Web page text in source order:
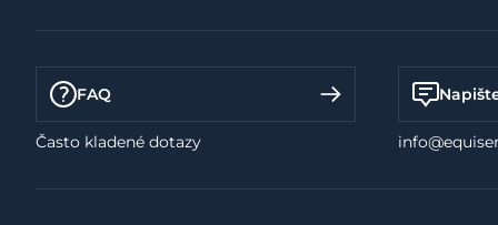
FAQ
Často kladené dotazy